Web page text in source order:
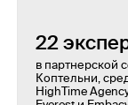
22
в партнерской
Коптельни,
HighTime